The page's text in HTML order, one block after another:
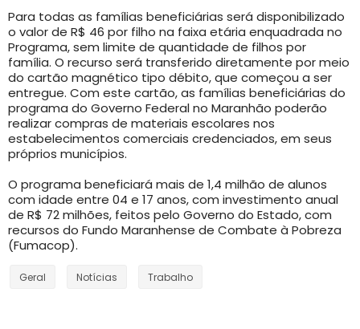
Para todas as famílias beneficiárias será disponibilizado
o valor de R$ 46 por filho na faixa etária enquadrada no
Programa, sem limite de quantidade de filhos por
família. O recurso será transferido diretamente por meio
do cartão magnético tipo débito, que começou a ser
entregue. Com este cartão, as famílias beneficiárias do
programa do Governo Federal no Maranhão poderão
realizar compras de materiais escolares nos
estabelecimentos comerciais credenciados, em seus
próprios municípios.
O programa beneficiará mais de 1,4 milhão de alunos
com idade entre 04 e 17 anos, com investimento anual
de R$ 72 milhões, feitos pelo Governo do Estado, com
recursos do Fundo Maranhense de Combate à Pobreza
(Fumacop).
Geral Notícias Trabalho